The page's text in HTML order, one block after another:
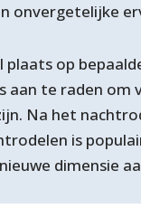
onvergetelijke
op
aan te raden
Na het
is
dimensie